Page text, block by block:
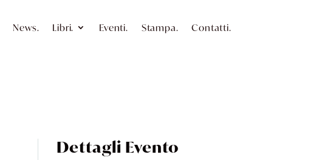
News. Libri. Eventi. Stampa. Contatti.
Dettagli Evento